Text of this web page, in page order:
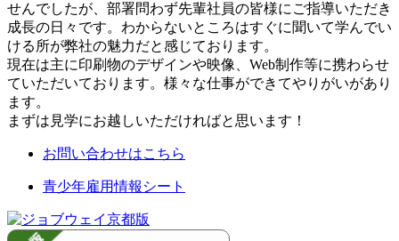
せんでしたが、部署問わず先輩社員の皆様にご指導いただき
成長の日々です。わからないところはすぐに聞いて学んでい
ける所が弊社の魅力だと感じております。
現在は主に印刷物のデザインや映像、Web制作等に携わらせ
ていただいております。様々な仕事ができてやりがいがあり
ます。
まずは見学にお越しいただければと思います！
お問い合わせはこちら
青少年雇用情報シート